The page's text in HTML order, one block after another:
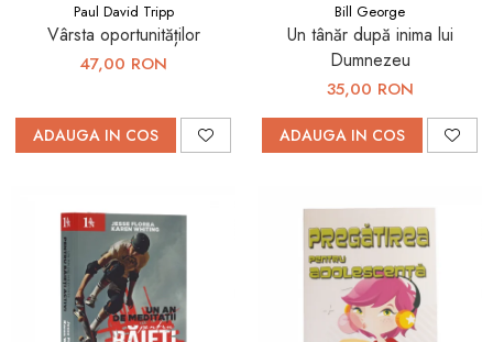
Paul David Tripp
Vârsta oportunităților
47,00 RON
ADAUGA IN COS
Bill George
Un tânăr după inima lui
Dumnezeu
35,00 RON
ADAUGA IN COS